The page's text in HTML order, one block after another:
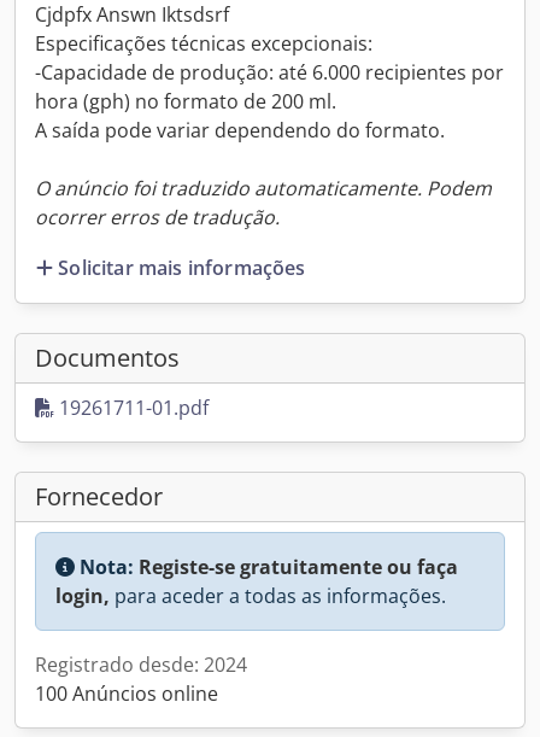
Cjdpfx Answn Iktsdsrf
Especificações técnicas excepcionais:
-Capacidade de produção: até 6.000 recipientes por
hora (gph) no formato de 200 ml.
A saída pode variar dependendo do formato.
O anúncio foi traduzido automaticamente. Podem
ocorrer erros de tradução.
Solicitar mais informações
Documentos
19261711-01.pdf
Fornecedor
Nota: Registe-se gratuitamente ou faça
login, para aceder a todas as informações.
Registrado desde: 2024
100 Anúncios online